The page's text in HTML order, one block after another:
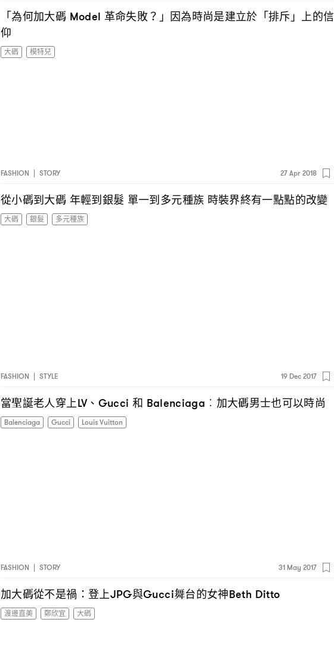
「為何加大碼 Model 革命失敗？ 」因為時尚是建立於「排斥」上的信
仰
大碼 模特兒
FASHION | STORY 27 Apr 2018
從小碼到大碼 年輕到銀髮 單一到多元種族 時裝界終有一點點的改變
大碼 銀髮 多元種族
FASHION | STYLE 19 Dec 2017
當聖誕老人穿上LV 、 Gucci 和 Balenciaga︰ 加大碼男士也可以時尚
Balenciaga Gucci Louis Vuitton
FASHION | STORY 31 May 2017
加大碼從不是禍 ： 登上JPG與Gucci舞台的女神Beth Ditto
渡邊直美 鄭欣宜 大碼